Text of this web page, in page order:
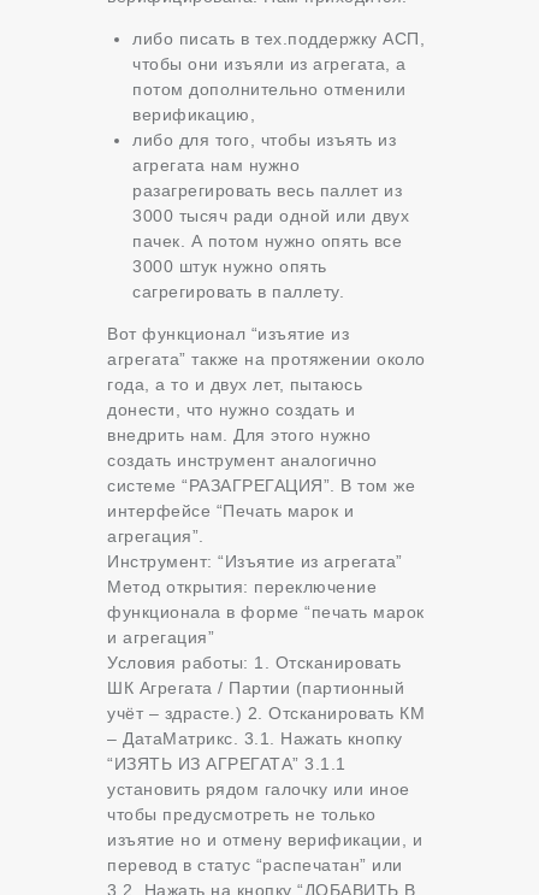
либо писать в тех.поддержку АСП,
чтобы они изъяли из агрегата, а
потом дополнительно отменили
верификацию,
либо для того, чтобы изъять из
агрегата нам нужно
разагрегировать весь паллет из
3000 тысяч ради одной или двух
пачек. А потом нужно опять все
3000 штук нужно опять
сагрегировать в паллету.
Вот функционал “изъятие из
агрегата” также на протяжении около
года, а то и двух лет, пытаюсь
донести, что нужно создать и
внедрить нам. Для этого нужно
создать инструмент аналогично
системе “РАЗАГРЕГАЦИЯ”. В том же
интерфейсе “Печать марок и
агрегация”.
Инструмент: “Изъятие из агрегата”
Метод открытия: переключение
функционала в форме “печать марок
и агрегация”
Условия работы: 1. Отсканировать
ШК Агрегата / Партии (партионный
учёт – здрасте.) 2. Отсканировать КМ
– ДатаМатрикс. 3.1. Нажать кнопку
“ИЗЯТЬ ИЗ АГРЕГАТА” 3.1.1
установить рядом галочку или иное
чтобы предусмотреть не только
изъятие но и отмену верификации, и
перевод в статус “распечатан” или
3.2. Нажать на кнопку “ДОБАВИТЬ В